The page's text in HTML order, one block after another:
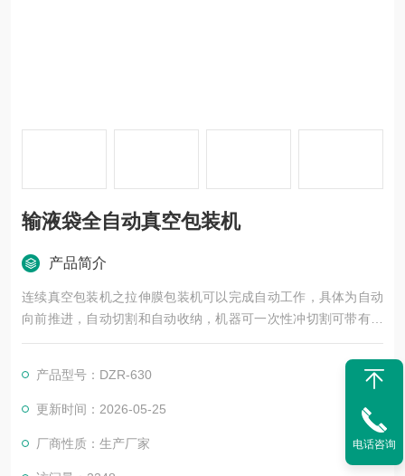
输液袋全自动真空包装机
产品简介
连续真空包装机之拉伸膜包装机可以完成自动工作，具体为自动
向前推进，自动切割和自动收纳，机器可一次性冲切割可带有易
撕口保证外形美观大方便捷。
产品型号：DZR-630
更新时间：2026-05-25
厂商性质：生产厂家 电话咨询